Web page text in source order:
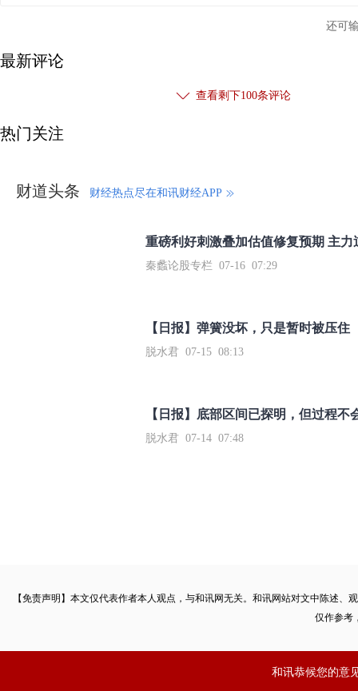
还可
最新评论
查看剩下100条评论
热门关注
财道头条 财经热点尽在和讯财经APP
秦蠡论股专栏 07-16 07:29
【日报】弹簧没坏，只是暂时被压住
脱水君 07-15 08:13
【日报】底部区间已探明，但过程不
脱水君 07-14 07:48
【免责声明】本文仅代表作者本人观点，与和讯网无关。和讯网站对文中陈述
仅作参考
和讯恭候您的意